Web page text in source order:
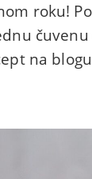
roku!
na